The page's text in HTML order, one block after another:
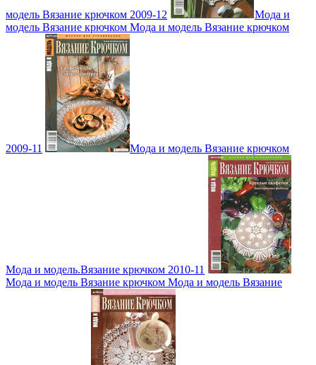
модель Вязание крючком 2009-12
Мода и
модель Вязание крючком Мода и модель Вязание крючком
2009-11 Мода и модель Вязание крючком
Мода и модель.Вязание крючком 2010-11
Мода и модель Вязание крючком Мода и модель Вязание